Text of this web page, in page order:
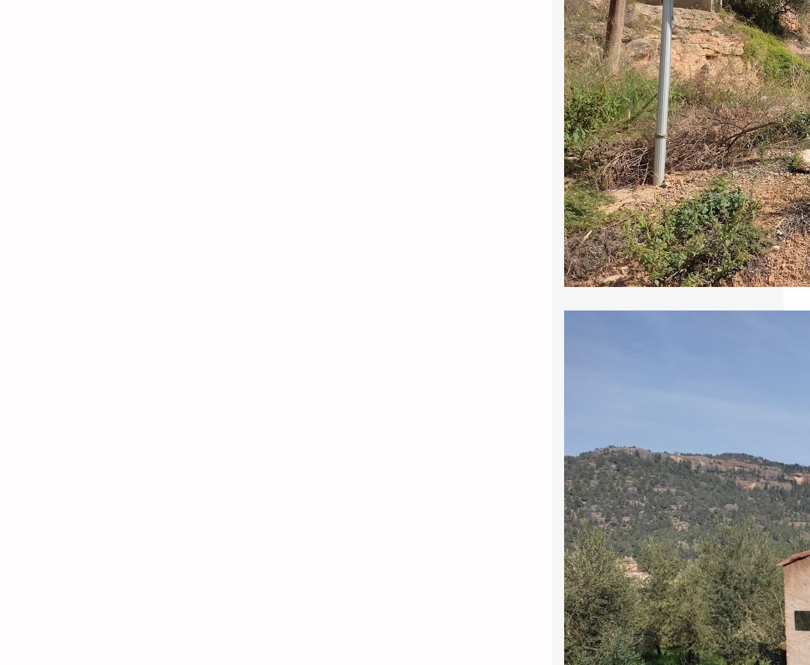
l’Ajuntament de Cabassers per greus
irregularitats en la gestió del
subministrament d’aigua. Per una
banda, s’han perdut prop de 30.000
euros pel transport d’aigua en
cisternes que no tenien el registre
sanitari obligatori, una pràctica que el
govern municipal va mantenir…